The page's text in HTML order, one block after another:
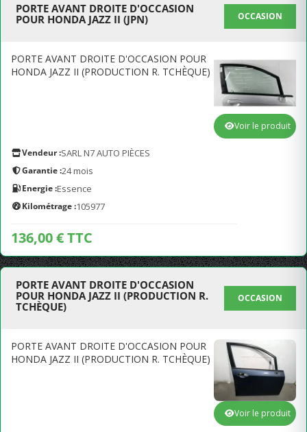
PORTE AVANT DROITE D'OCCASION
POUR HONDA JAZZ II (JPN)
OCCASION
PORTE AVANT DROITE D'OCCASION POUR
HONDA JAZZ II (PRODUCTION R. TCHÈQUE)
Vendeur :SARL N7 AUTO PIÈCES
Garantie :24 mois
Energie :Essence
Kilométrage :105977
136,00 € TTC
Voir le produit
PORTE AVANT DROITE D'OCCASION
POUR HONDA JAZZ II (PRODUCTION R.
TCHÈQUE)
OCCASION
PORTE AVANT DROITE D'OCCASION POUR
HONDA JAZZ II (PRODUCTION R. TCHÈQUE)
Voir le produit